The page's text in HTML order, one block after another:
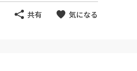
共有 気になる